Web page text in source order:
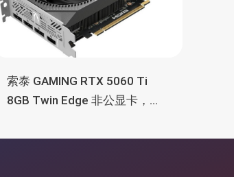
索泰 GAMING RTX 5060 Ti
8GB Twin Edge 非公显卡，双